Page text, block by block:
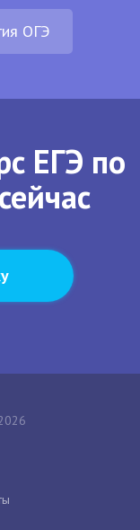
ОГЭ
ЕГЭ по